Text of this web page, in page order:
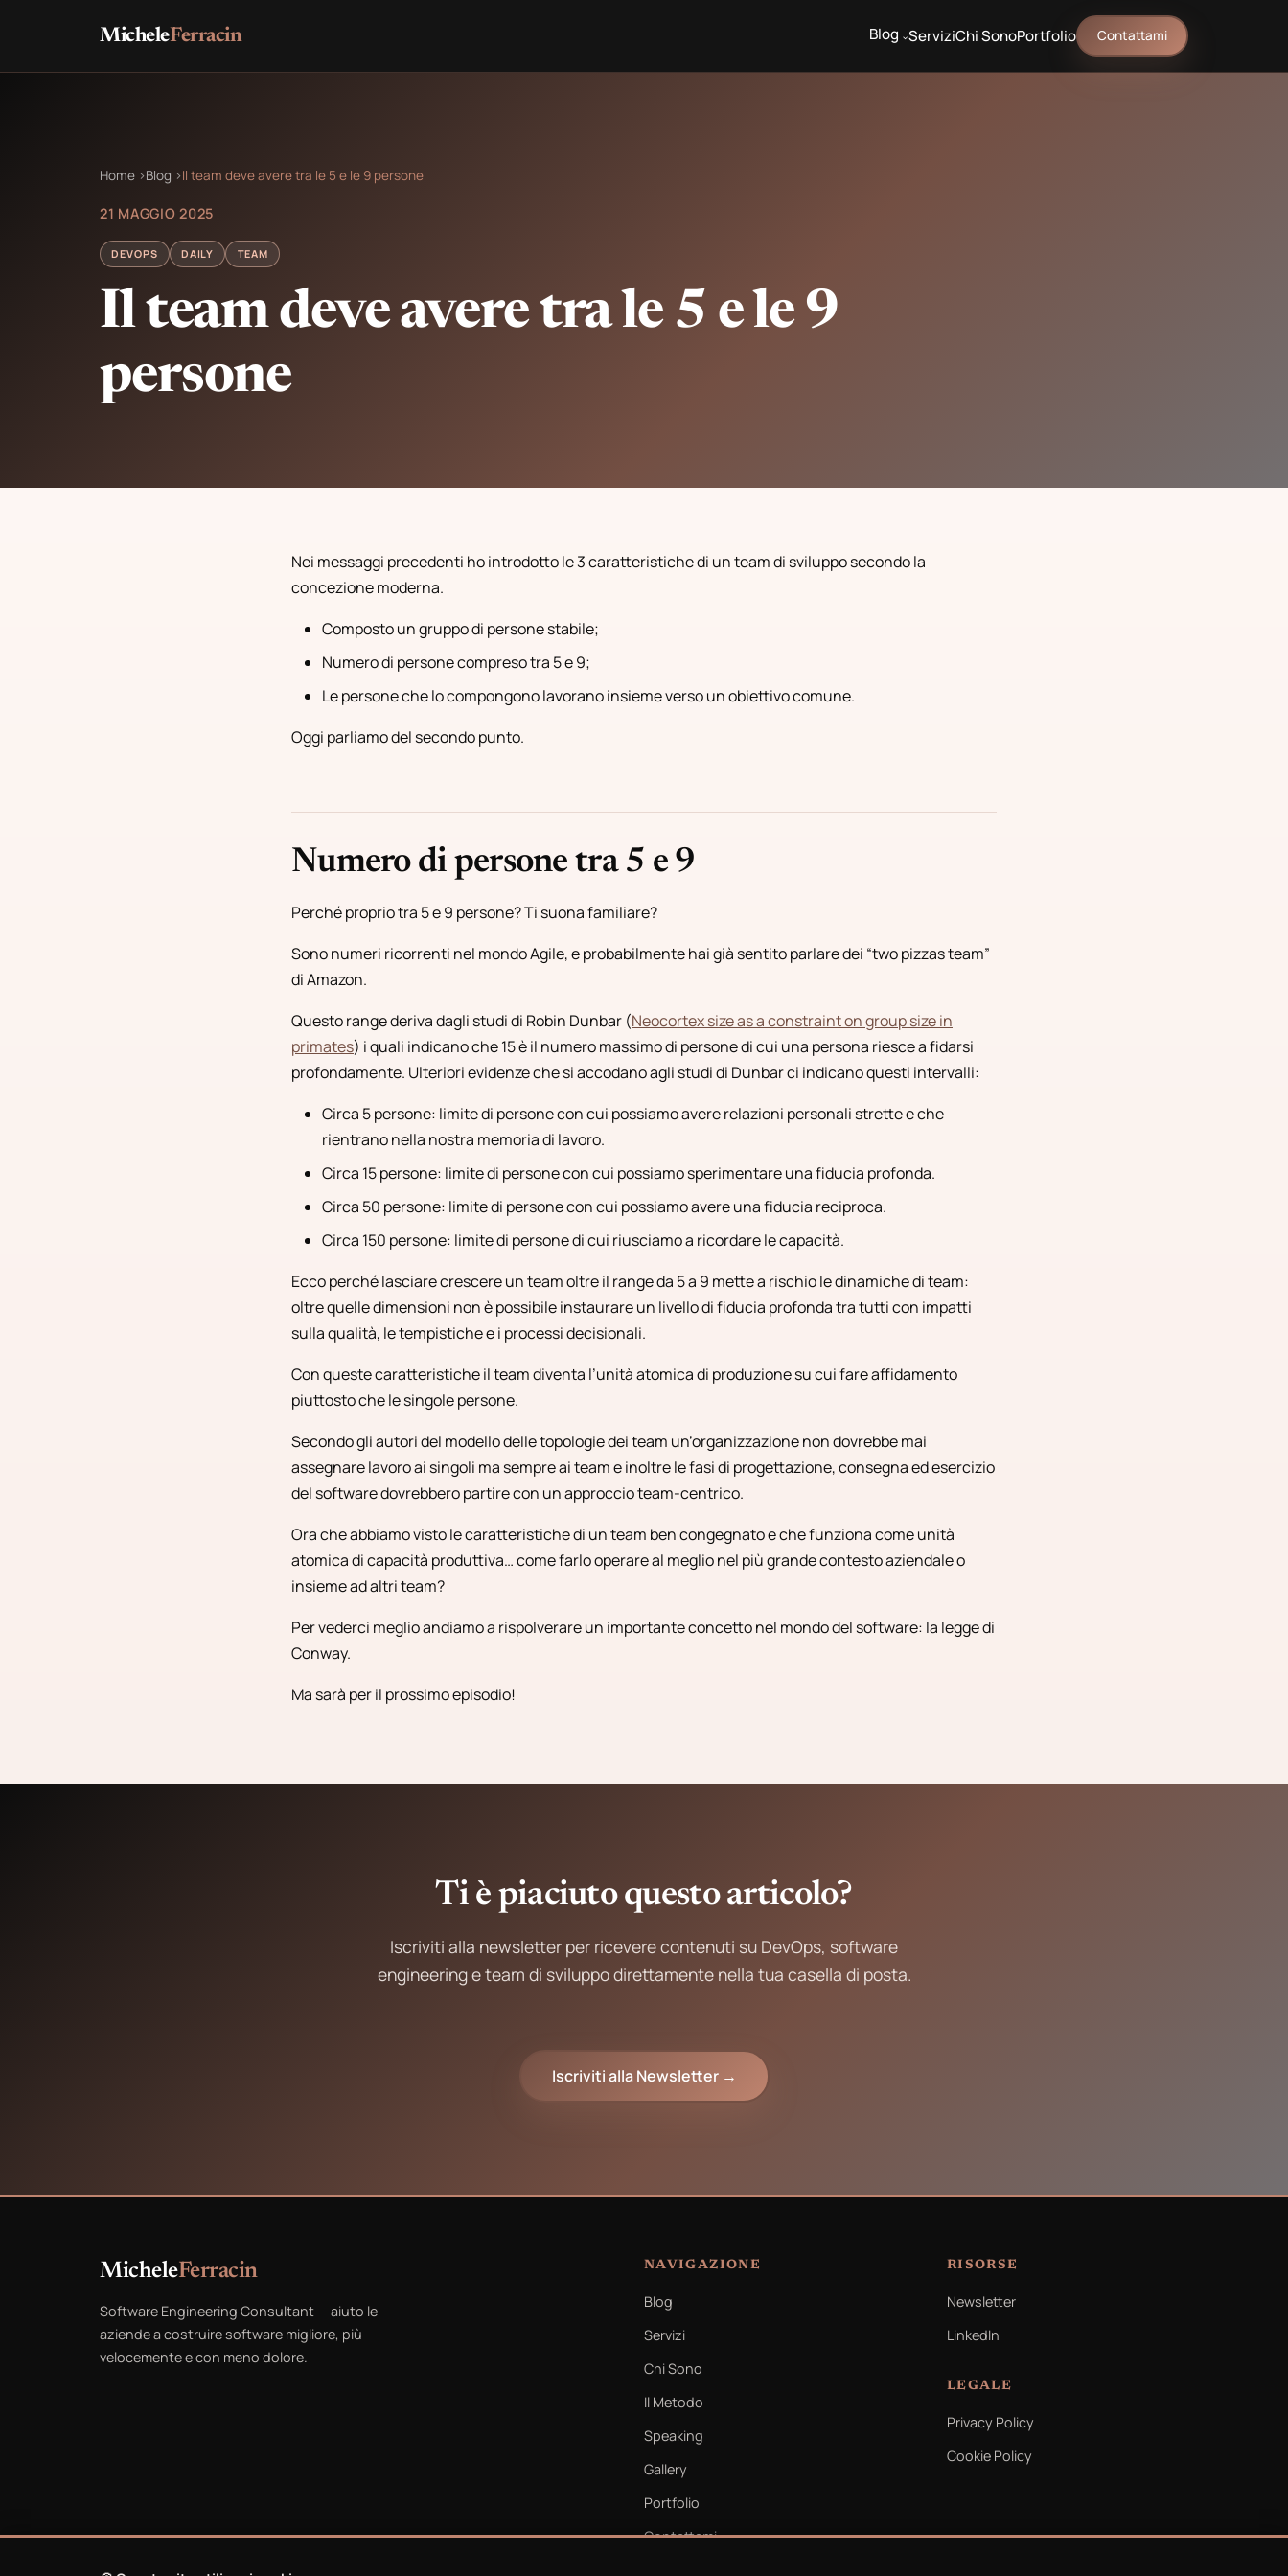
MicheleFerracin Blog ^ServiziChi SonoPortfolio Contattami
Home ›Blog ›Il team deve avere tra le 5 e le 9 persone
21 MAGGIO 2025
DEVOPS DAILY TEAM
Il team deve avere tra le 5 e le 9
persone
Nei messaggi precedenti ho introdotto le 3 caratteristiche di un team di sviluppo secondo la
concezione moderna.
Composto un gruppo di persone stabile;
Numero di persone compreso tra 5 e 9;
Le persone che lo compongono lavorano insieme verso un obiettivo comune.
Oggi parliamo del secondo punto.
Numero di persone tra 5 e 9
Perché proprio tra 5 e 9 persone? Ti suona familiare?
Sono numeri ricorrenti nel mondo Agile, e probabilmente hai già sentito parlare dei “two pizzas team”
di Amazon.
Questo range deriva dagli studi di Robin Dunbar (Neocortex size as a constraint on group size in
primates) i quali indicano che 15 è il numero massimo di persone di cui una persona riesce a fidarsi
profondamente. Ulteriori evidenze che si accodano agli studi di Dunbar ci indicano questi intervalli:
Circa 5 persone: limite di persone con cui possiamo avere relazioni personali strette e che
rientrano nella nostra memoria di lavoro.
Circa 15 persone: limite di persone con cui possiamo sperimentare una fiducia profonda.
Circa 50 persone: limite di persone con cui possiamo avere una fiducia reciproca.
Circa 150 persone: limite di persone di cui riusciamo a ricordare le capacità.
Ecco perché lasciare crescere un team oltre il range da 5 a 9 mette a rischio le dinamiche di team:
oltre quelle dimensioni non è possibile instaurare un livello di fiducia profonda tra tutti con impatti
sulla qualità, le tempistiche e i processi decisionali.
Con queste caratteristiche il team diventa l’unità atomica di produzione su cui fare affidamento
piuttosto che le singole persone.
Secondo gli autori del modello delle topologie dei team un’organizzazione non dovrebbe mai
assegnare lavoro ai singoli ma sempre ai team e inoltre le fasi di progettazione, consegna ed esercizio
del software dovrebbero partire con un approccio team-centrico.
Ora che abbiamo visto le caratteristiche di un team ben congegnato e che funziona come unità
atomica di capacità produttiva… come farlo operare al meglio nel più grande contesto aziendale o
insieme ad altri team?
Per vederci meglio andiamo a rispolverare un importante concetto nel mondo del software: la legge di
Conway.
Ma sarà per il prossimo episodio!
Ti è piaciuto questo articolo?
Iscriviti alla newsletter per ricevere contenuti su DevOps, software
engineering e team di sviluppo direttamente nella tua casella di posta.
Iscriviti alla Newsletter →
MicheleFerracin
Software Engineering Consultant — aiuto le
aziende a costruire software migliore, più
velocemente e con meno dolore.
NAVIGAZIONE
Blog
Servizi
Chi Sono
Il Metodo
Speaking
Gallery
Portfolio
Contattami
RISORSE
Newsletter
LinkedIn
LEGALE
Privacy Policy
Cookie Policy